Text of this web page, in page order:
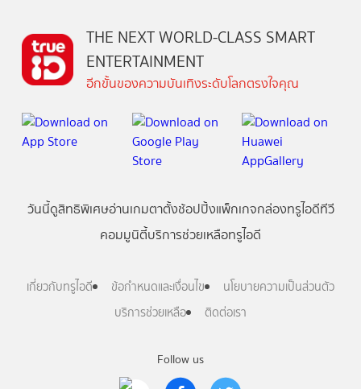
Follow us
THE NEXT WORLD-CLASS SMART
ENTERTAINMENT
อีกขั้นของความบันเทิงระดับโลกตรงใจคุณ
วันนี้ดูสิทธิพิเศษอ่านเกมตาตั้งช้อปปิ้งแพ็กเกจกล่องทรูไอดีทีวี
คอมมูนิตี้บริการช่วยเหลือทรูไอดี
เกี่ยวกับทรูไอดี ข้อกำหนดและเงื่อนไข
นโยบายความเป็นส่วนตัว
บริการช่วยเหลือ
ติดต่อเรา